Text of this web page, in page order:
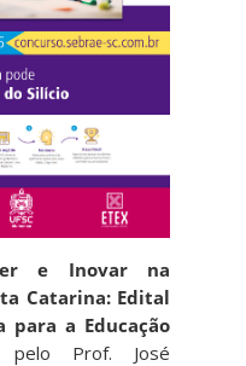
e Inovar na
Catarina: Edital
para a Educação
Prof. José